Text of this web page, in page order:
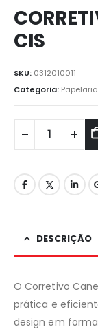
CIS
SKU: 0312010011
Categoria:
DESCRIÇÃO
O Corretivo
prática e
design em